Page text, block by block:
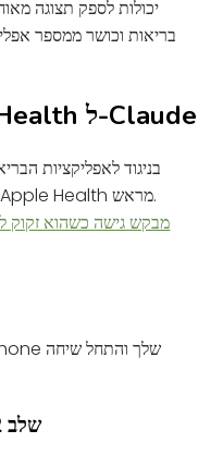
בריאות וכושר ממספר
שלבים לחיבור Apple Health ל-Claude
בניגוד לאפליקציות
מבקש גישה כשהוא זקוק
שלב 2: שאל על נתוני הבריאות שלך